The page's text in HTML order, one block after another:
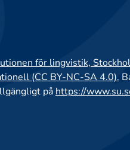
för lingvistik,
(CC BY-NC-SA 4.0).
på https://